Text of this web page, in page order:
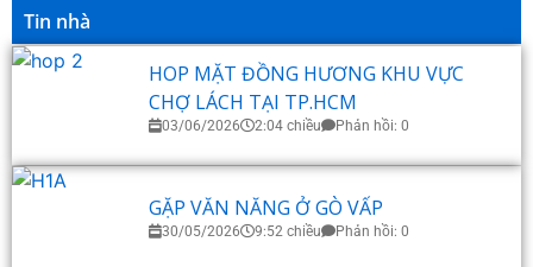
Tin nhà
HOP MẶT ĐỒNG HƯƠNG KHU VỰC
CHỢ LÁCH TẠI TP.HCM
03/06/2026 2:04 chiều Phản hồi: 0
GẶP VĂN NĂNG Ở GÒ VẤP
30/05/2026 9:52 chiều Phản hồi: 0